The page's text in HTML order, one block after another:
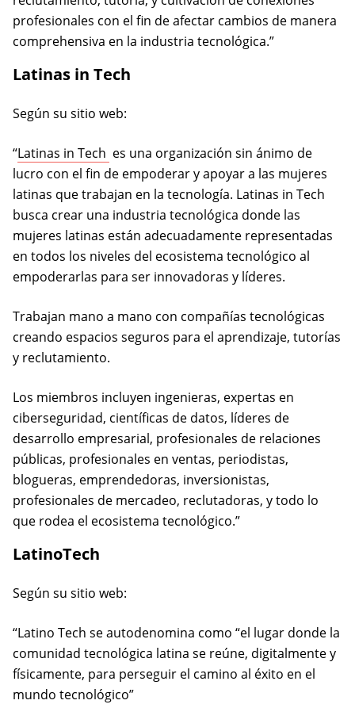
profesionales con el fin de afectar cambios de manera
comprehensiva en la industria tecnológica.”
Latinas in Tech
Según su sitio web:
“Latinas in Tech (opens in a new tab)
es una organización sin ánimo de
lucro con el fin de empoderar y apoyar a las mujeres
latinas que trabajan en la tecnología. Latinas in Tech
busca crear una industria tecnológica donde las
mujeres latinas están adecuadamente representadas
en todos los niveles del ecosistema tecnológico al
empoderarlas para ser innovadoras y líderes.
Trabajan mano a mano con compañías tecnológicas
creando espacios seguros para el aprendizaje, tutorías
y reclutamiento.
Los miembros incluyen ingenieras, expertas en
ciberseguridad, científicas de datos, líderes de
desarrollo empresarial, profesionales de relaciones
públicas, profesionales en ventas, periodistas,
blogueras, emprendedoras, inversionistas,
profesionales de mercadeo, reclutadoras, y todo lo
que rodea el ecosistema tecnológico.”
LatinoTech
Según su sitio web:
“Latino Tech se autodenomina como “el lugar donde la
comunidad tecnológica latina se reúne, digitalmente y
físicamente, para perseguir el camino al éxito en el
mundo tecnológico”